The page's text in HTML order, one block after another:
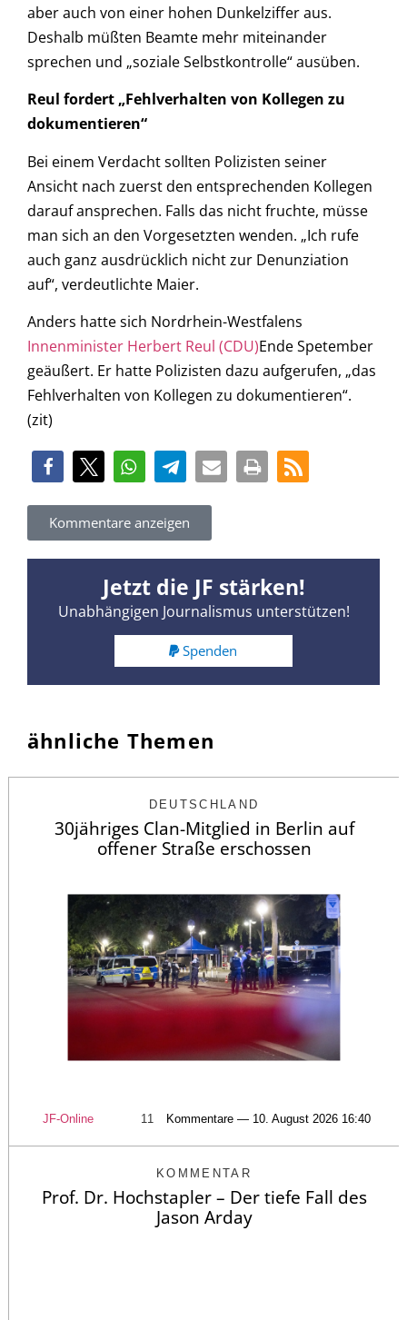
aber auch von einer hohen Dunkelziffer aus.
Deshalb müßten Beamte mehr miteinander
sprechen und „soziale Selbstkontrolle“ ausüben.
Reul fordert „Fehlverhalten von Kollegen zu
dokumentieren“
Bei einem Verdacht sollten Polizisten seiner
Ansicht nach zuerst den entsprechenden Kollegen
darauf ansprechen. Falls das nicht fruchte, müsse
man sich an den Vorgesetzten wenden. „Ich rufe
auch ganz ausdrücklich nicht zur Denunziation
auf“, verdeutlichte Maier.
Anders hatte sich Nordrhein-Westfalens
Innenminister Herbert Reul (CDU)Ende Spetember
geäußert. Er hatte Polizisten dazu aufgerufen, „das
Fehlverhalten von Kollegen zu dokumentieren“.
(zit)
Kommentare anzeigen
Jetzt die JF stärken!
Unabhängigen Journalismus unterstützen!
Spenden
ähnliche Themen
DEUTSCHLAND
30jähriges Clan-Mitglied in Berlin auf
offener Straße erschossen
JF-Online 11 Kommentare — 10. August 2026 16:40
KOMMENTAR
Prof. Dr. Hochstapler – Der tiefe Fall des
Jason Arday